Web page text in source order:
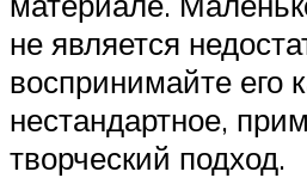
не является
воспринимайте его
нестандартное,
творческий подход.